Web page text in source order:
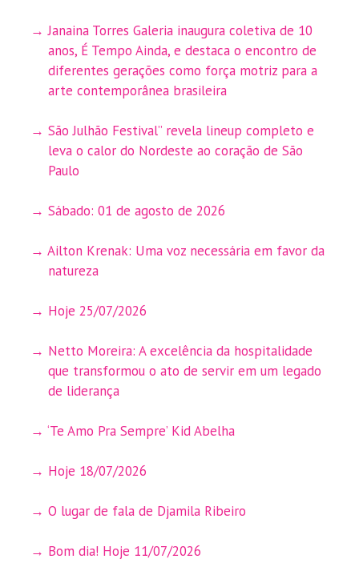
Janaina Torres Galeria inaugura coletiva de 10
anos, É Tempo Ainda, e destaca o encontro de
diferentes gerações como força motriz para a
arte contemporânea brasileira
São Julhão Festival” revela lineup completo e
leva o calor do Nordeste ao coração de São
Paulo
Sábado: 01 de agosto de 2026
Ailton Krenak: Uma voz necessária em favor da
natureza
Hoje 25/07/2026
Netto Moreira: A excelência da hospitalidade
que transformou o ato de servir em um legado
de liderança
‘Te Amo Pra Sempre’ Kid Abelha
Hoje 18/07/2026
O lugar de fala de Djamila Ribeiro
Bom dia! Hoje 11/07/2026